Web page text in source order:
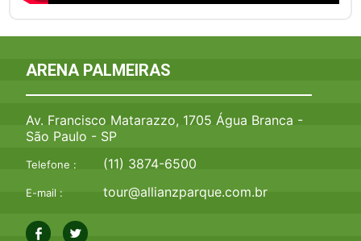
ARENA PALMEIRAS
Av. Francisco Matarazzo, 1705 Água Branca -
São Paulo - SP
Telefone : (11) 3874-6500
E-mail : tour@allianzparque.com.br